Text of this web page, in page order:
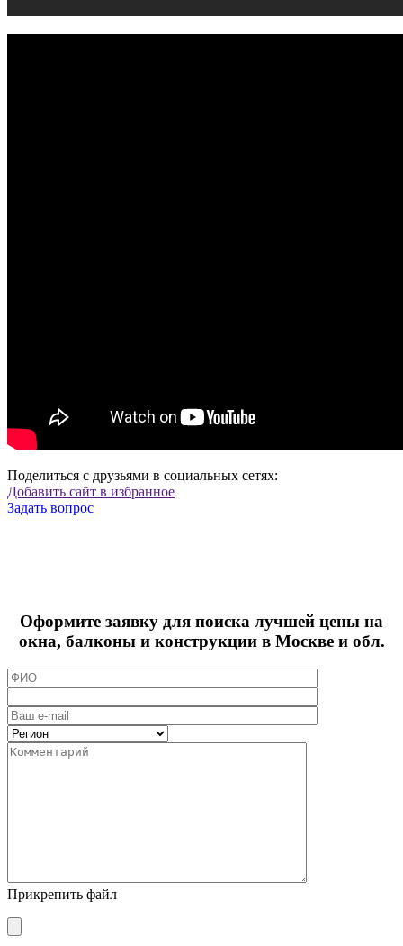
Поделиться с друзьями в социальных сетях:
Добавить сайт в избранное
Задать вопрос
Оформите заявку для поиска лучшей цены на
окна, балконы и конструкции в Москве и обл.
Прикрепить файл